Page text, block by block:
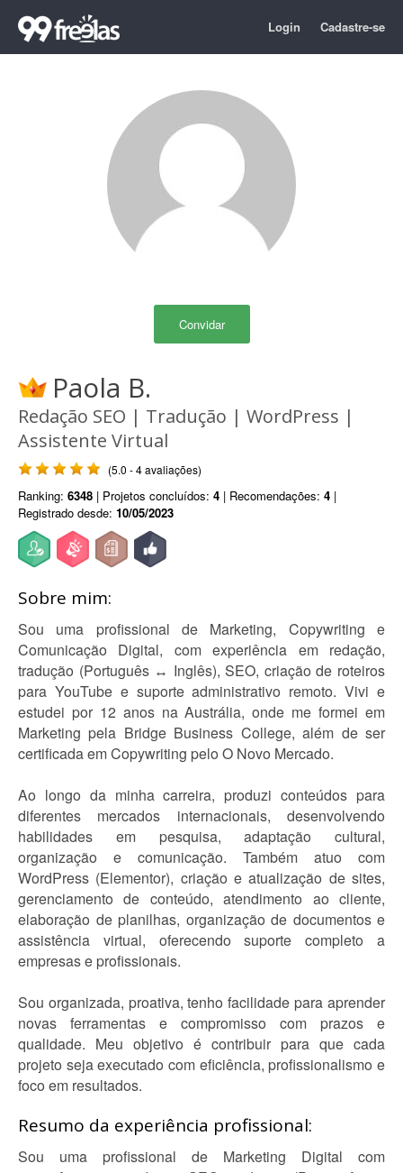
Login Cadastre-se
Convidar
Paola B.
Redação SEO | Tradução | WordPress |
Assistente Virtual
(5.0 - 4 avaliações)
Ranking: 6348 | Projetos concluídos: 4 | Recomendações: 4 |
Registrado desde: 10/05/2023
Sobre mim:
Sou uma profissional de Marketing, Copywriting e
Comunicação Digital, com experiência em redação,
tradução (Português ↔ Inglês), SEO, criação de roteiros
para YouTube e suporte administrativo remoto. Vivi e
estudei por 12 anos na Austrália, onde me formei em
Marketing pela Bridge Business College, além de ser
certificada em Copywriting pelo O Novo Mercado.
Ao longo da minha carreira, produzi conteúdos para
diferentes mercados internacionais, desenvolvendo
habilidades em pesquisa, adaptação cultural,
organização e comunicação. Também atuo com
WordPress (Elementor), criação e atualização de sites,
gerenciamento de conteúdo, atendimento ao cliente,
elaboração de planilhas, organização de documentos e
assistência virtual, oferecendo suporte completo a
empresas e profissionais.
Sou organizada, proativa, tenho facilidade para aprender
novas ferramentas e compromisso com prazos e
qualidade. Meu objetivo é contribuir para que cada
projeto seja executado com eficiência, profissionalismo e
foco em resultados.
Resumo da experiência profissional:
Sou uma profissional de Marketing Digital com